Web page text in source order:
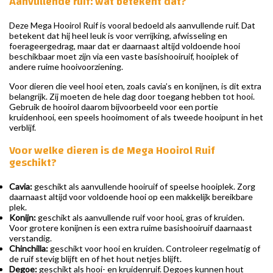
Deze Mega Hooirol Ruif is vooral bedoeld als aanvullende ruif. Dat
betekent dat hij heel leuk is voor verrijking, afwisseling en
foerageergedrag, maar dat er daarnaast altijd voldoende hooi
beschikbaar moet zijn via een vaste basishooiruif, hooiplek of
andere ruime hooivoorziening.
Voor dieren die veel hooi eten, zoals cavia’s en konijnen, is dit extra
belangrijk. Zij moeten de hele dag door toegang hebben tot hooi.
Gebruik de hooirol daarom bijvoorbeeld voor een portie
kruidenhooi, een speels hooimoment of als tweede hooipunt in het
verblijf.
Voor welke dieren is de Mega Hooirol Ruif
geschikt?
Cavia:geschikt als aanvullende hooiruif of speelse hooiplek. Zorg
daarnaast altijd voor voldoende hooi op een makkelijk bereikbare
plek.
Konijn:geschikt als aanvullende ruif voor hooi, gras of kruiden.
Voor grotere konijnen is een extra ruime basishooiruif daarnaast
verstandig.
Chinchilla:geschikt voor hooi en kruiden. Controleer regelmatig of
de ruif stevig blijft en of het hout netjes blijft.
Degoe:geschikt als hooi- en kruidenruif. Degoes kunnen hout